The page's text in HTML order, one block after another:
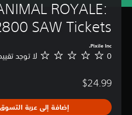
ROYALE:
SAW Tickets
Pixile Inc.
ل
و
د
ت
0 لا توجد
$24.99
إضافة إلى عربة التسوق